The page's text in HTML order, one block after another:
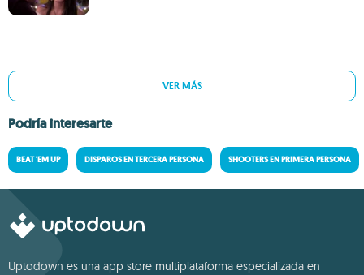
VER MÁS
Podría interesarte
BEAT 'EM UP DISPAROS EN TERCERA PERSONA SHOOTERS EN PRIMERA PERSONA
Uptodown es una app store multiplataforma especializada en